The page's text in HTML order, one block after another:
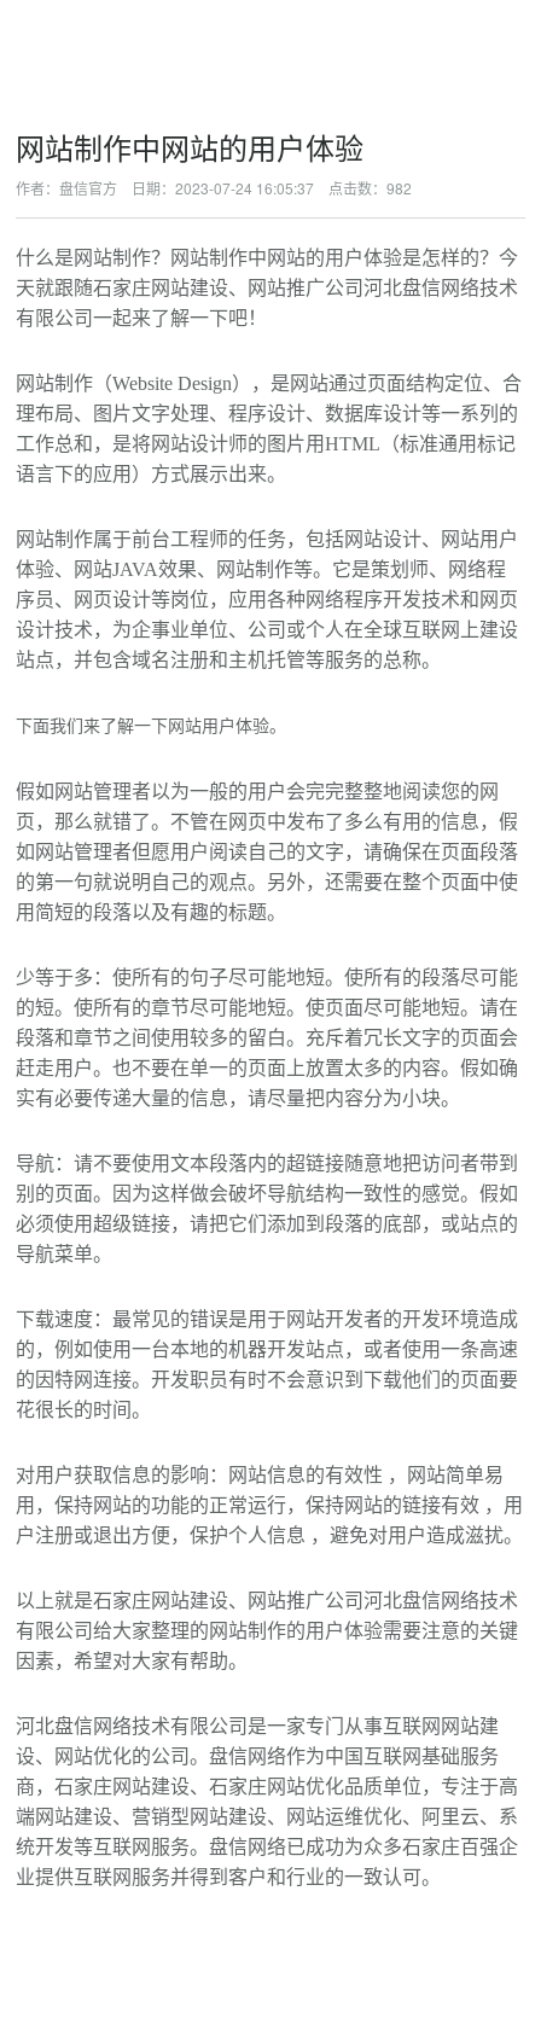
网站制作中网站的用户体验
作者：盘信官方 日期：2023-07-24 16:05:37 点击数：982
什么是网站制作？网站制作中网站的用户体验是怎样的？今
天就跟随石家庄网站建设、网站推广公司河北盘信网络技术
有限公司一起来了解一下吧！
网站制作（Website Design），是网站通过页面结构定位、合
理布局、图片文字处理、程序设计、数据库设计等一系列的
工作总和，是将网站设计师的图片用HTML（标准通用标记
语言下的应用）方式展示出来。
网站制作属于前台工程师的任务，包括网站设计、网站用户
体验、网站JAVA效果、网站制作等。它是策划师、网络程
序员、网页设计等岗位，应用各种网络程序开发技术和网页
设计技术，为企事业单位、公司或个人在全球互联网上建设
站点，并包含域名注册和主机托管等服务的总称。
下面我们来了解一下网站用户体验。
假如网站管理者以为一般的用户会完完整整地阅读您的网
页，那么就错了。不管在网页中发布了多么有用的信息，假
如网站管理者但愿用户阅读自己的文字，请确保在页面段落
的第一句就说明自己的观点。另外，还需要在整个页面中使
用简短的段落以及有趣的标题。
少等于多：使所有的句子尽可能地短。使所有的段落尽可能
的短。使所有的章节尽可能地短。使页面尽可能地短。请在
段落和章节之间使用较多的留白。充斥着冗长文字的页面会
赶走用户。也不要在单一的页面上放置太多的内容。假如确
实有必要传递大量的信息，请尽量把内容分为小块。
导航：请不要使用文本段落内的超链接随意地把访问者带到
别的页面。因为这样做会破坏导航结构一致性的感觉。假如
必须使用超级链接，请把它们添加到段落的底部，或站点的
导航菜单。
下载速度：最常见的错误是用于网站开发者的开发环境造成
的，例如使用一台本地的机器开发站点，或者使用一条高速
的因特网连接。开发职员有时不会意识到下载他们的页面要
花很长的时间。
对用户获取信息的影响：网站信息的有效性 ，网站简单易
用，保持网站的功能的正常运行，保持网站的链接有效 ，用
户注册或退出方便，保护个人信息 ，避免对用户造成滋扰。
以上就是石家庄网站建设、网站推广公司河北盘信网络技术
有限公司给大家整理的网站制作的用户体验需要注意的关键
因素，希望对大家有帮助。
河北盘信网络技术有限公司是一家专门从事互联网网站建
设、网站优化的公司。盘信网络作为中国互联网基础服务
商，石家庄网站建设、石家庄网站优化品质单位，专注于高
端网站建设、营销型网站建设、网站运维优化、阿里云、系
统开发等互联网服务。盘信网络已成功为众多石家庄百强企
业提供互联网服务并得到客户和行业的一致认可。